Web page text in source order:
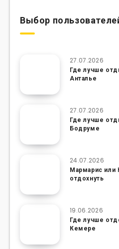
Выбор
27.07.2026
Где лучше
Анталье
27.07.2026
Где лучше
Бодруме
24.07.2026
Мармарис или
отдохнуть
19.06.2026
Где лучше
Кемере